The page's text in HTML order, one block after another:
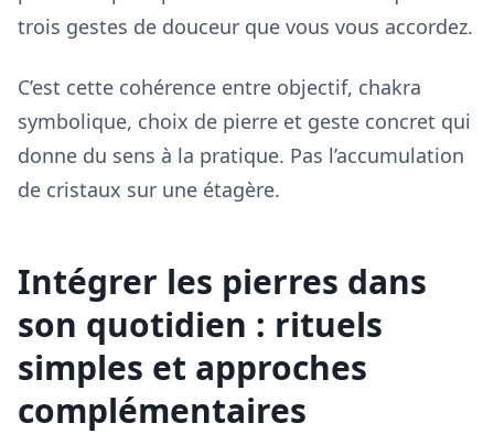
trois gestes de douceur que vous vous accordez.
C’est cette cohérence entre objectif, chakra
symbolique, choix de pierre et geste concret qui
donne du sens à la pratique. Pas l’accumulation
de cristaux sur une étagère.
Intégrer les pierres dans
son quotidien : rituels
simples et approches
complémentaires